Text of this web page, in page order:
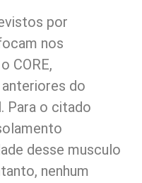
por
nos
CORE,
do
Para o citado
desse musculo
nenhum